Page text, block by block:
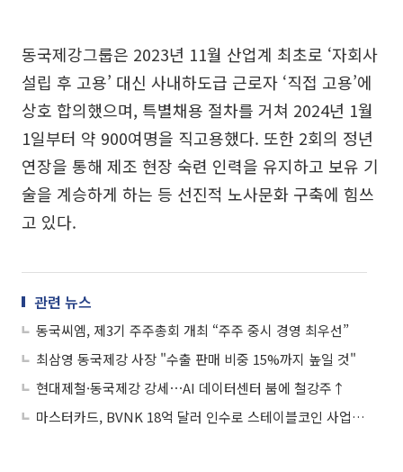
동국제강그룹은 2023년 11월 산업계 최초로 ‘자회사
설립 후 고용’ 대신 사내하도급 근로자 ‘직접 고용’에
상호 합의했으며, 특별채용 절차를 거쳐 2024년 1월
1일부터 약 900여명을 직고용했다. 또한 2회의 정년
연장을 통해 제조 현장 숙련 인력을 유지하고 보유 기
술을 계승하게 하는 등 선진적 노사문화 구축에 힘쓰
고 있다.
관련 뉴스
동국씨엠, 제3기 주주총회 개최 “주주 중시 경영 최우선”
최삼영 동국제강 사장 "수출 판매 비중 15%까지 높일 것"
현대제철·동국제강 강세⋯AI 데이터센터 붐에 철강주↑
마스터카드, BVNK 18억 달러 인수로 스테이블코인 사업 본격 확장